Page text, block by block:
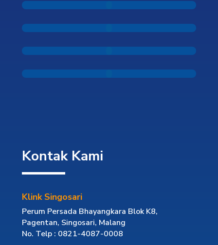
Kontak Kami
Klink Singosari
Perum Persada Bhayangkara Blok K8,
Pagentan, Singosari, Malang
No. Telp : 0821-4087-0008